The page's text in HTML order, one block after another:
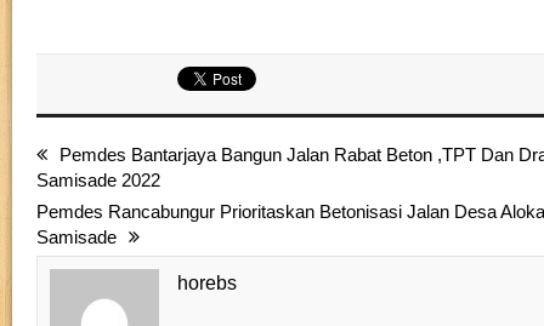
Pemdes Bantarjaya Bangun Jalan Rabat Beton ,TPT Dan
Samisade 2022
Pemdes Rancabungur Prioritaskan Betonisasi Jalan Desa
Samisade
horebs